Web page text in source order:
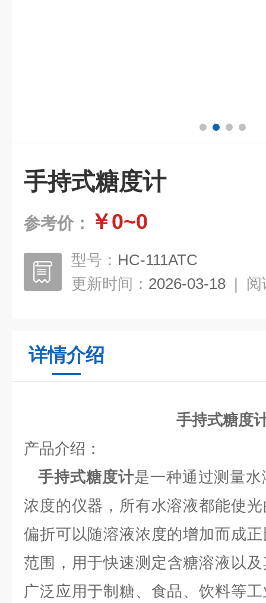
手持式糖度计
参考价： ￥0~0
型号： HC-111ATC
更新时间： 2026-03-18 | 阅
详情介绍
手持式糖度
产品介绍：
手持式糖度计是一种通过测量
浓度的仪器，所有水溶液都能使
偏折可以随溶液浓度的增加而成
范围 ， 用于快速测定含糖溶液以
广泛应用于制糖、食品、饮料等